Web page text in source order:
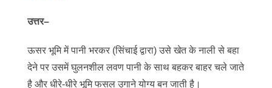
उत्तर–
ऊसर भूमि में पानी भरकर (सिंचाई द्वारा) उसे खेत के नाली से बहा
देने पर उसमें घुलनशील लवण पानी के साथ बहकर बाहर चले जाते
है और धीरे-धीरे भूमि फसल उगाने योग्य बन जाती है।